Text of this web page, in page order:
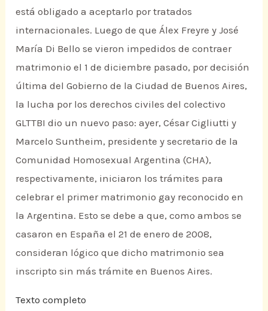
está obligado a aceptarlo por tratados
internacionales. Luego de que Álex Freyre y José
María Di Bello se vieron impedidos de contraer
matrimonio el 1 de diciembre pasado, por decisión
última del Gobierno de la Ciudad de Buenos Aires,
la lucha por los derechos civiles del colectivo
GLTTBI dio un nuevo paso: ayer, César Cigliutti y
Marcelo Suntheim, presidente y secretario de la
Comunidad Homosexual Argentina (CHA),
respectivamente, iniciaron los trámites para
celebrar el primer matrimonio gay reconocido en
la Argentina. Esto se debe a que, como ambos se
casaron en España el 21 de enero de 2008,
consideran lógico que dicho matrimonio sea
inscripto sin más trámite en Buenos Aires.
Texto completo